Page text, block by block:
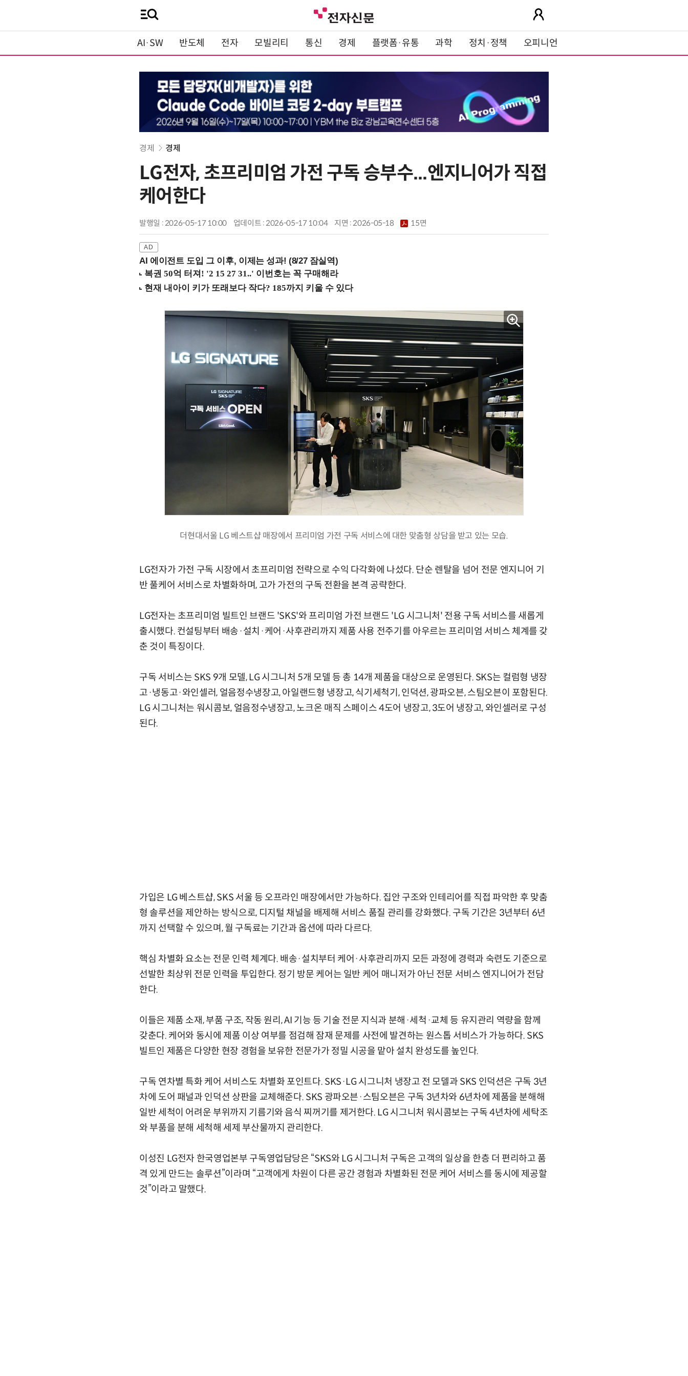
AI·SW 반도체 전자 모빌리티 통신 경제 플랫폼·유통 과학 정치·정책 오피니언
경제 경제
LG전자, 초프리미엄 가전 구독 승부수...엔지니어가 직접
케어한다
발행일 : 2026-05-17 10:00 업데이트 : 2026-05-17 10:04 지면 :2026-05-18 15면
AI 에이전트 도입 그 이후, 이제는 성과! (8/27 잠실역)
더현대서울 LG 베스트샵 매장에서 프리미엄 가전 구독 서비스에 대한 맞춤형 상담을 받고 있는 모습.
LG전자가 가전 구독 시장에서 초프리미엄 전략으로 수익 다각화에 나섰다. 단순 렌탈을 넘어 전문 엔지니어 기
반 풀케어 서비스로 차별화하며, 고가 가전의 구독 전환을 본격 공략한다.
LG전자는 초프리미엄 빌트인 브랜드 'SKS'와 프리미엄 가전 브랜드 'LG 시그니처' 전용 구독 서비스를 새롭게
출시했다. 컨설팅부터 배송·설치·케어·사후관리까지 제품 사용 전주기를 아우르는 프리미엄 서비스 체계를 갖
춘 것이 특징이다.
구독 서비스는 SKS 9개 모델, LG 시그니처 5개 모델 등 총 14개 제품을 대상으로 운영된다. SKS는 컬럼형 냉장
고·냉동고·와인셀러, 얼음정수냉장고, 아일랜드형 냉장고, 식기세척기, 인덕션, 광파오븐, 스팀오븐이 포함된다.
LG 시그니처는 워시콤보, 얼음정수냉장고, 노크온 매직 스페이스 4도어 냉장고, 3도어 냉장고, 와인셀러로 구성
된다.
가입은 LG 베스트샵, SKS 서울 등 오프라인 매장에서만 가능하다. 집안 구조와 인테리어를 직접 파악한 후 맞춤
형 솔루션을 제안하는 방식으로, 디지털 채널을 배제해 서비스 품질 관리를 강화했다. 구독 기간은 3년부터 6년
까지 선택할 수 있으며, 월 구독료는 기간과 옵션에 따라 다르다.
핵심 차별화 요소는 전문 인력 체계다. 배송·설치부터 케어·사후관리까지 모든 과정에 경력과 숙련도 기준으로
선발한 최상위 전문 인력을 투입한다. 정기 방문 케어는 일반 케어 매니저가 아닌 전문 서비스 엔지니어가 전담
한다.
이들은 제품 소재, 부품 구조, 작동 원리, AI 기능 등 기술 전문 지식과 분해·세척·교체 등 유지관리 역량을 함께
갖춘다. 케어와 동시에 제품 이상 여부를 점검해 잠재 문제를 사전에 발견하는 원스톱 서비스가 가능하다. SKS
빌트인 제품은 다양한 현장 경험을 보유한 전문가가 정밀 시공을 맡아 설치 완성도를 높인다.
구독 연차별 특화 케어 서비스도 차별화 포인트다. SKS·LG 시그니처 냉장고 전 모델과 SKS 인덕션은 구독 3년
차에 도어 패널과 인덕션 상판을 교체해준다. SKS 광파오븐·스팀오븐은 구독 3년차와 6년차에 제품을 분해해
일반 세척이 어려운 부위까지 기름기와 음식 찌꺼기를 제거한다. LG 시그니처 워시콤보는 구독 4년차에 세탁조
와 부품을 분해 세척해 세제 부산물까지 관리한다.
이성진 LG전자 한국영업본부 구독영업담당은 “SKS와 LG 시그니처 구독은 고객의 일상을 한층 더 편리하고 품
격 있게 만드는 솔루션”이라며 “고객에게 차원이 다른 공간 경험과 차별화된 전문 케어 서비스를 동시에 제공할
것”이라고 말했다.